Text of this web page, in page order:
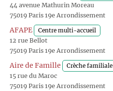
44 avenue Mathurin Moreau
75019 Paris 19e Arrondissement
AFAPE Centre multi-accueil
12 rue Bellot
75019 Paris 19e Arrondissement
Aire de Famille Crèche familiale
15 rue du Maroc
75019 Paris 19e Arrondissement